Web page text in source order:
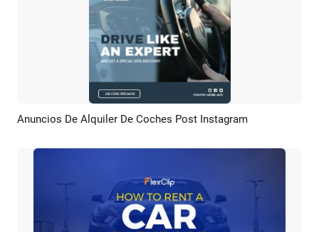
Previsualizar Crear IA
Anuncios De Alquiler De Coches Post Instagram